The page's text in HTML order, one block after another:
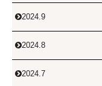
2024.9
2024.8
2024.7